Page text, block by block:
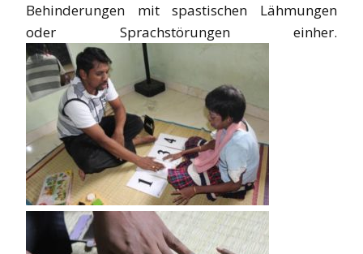
Behinderungen mit spastischen Lähmungen
oder Sprachstörungen einher.